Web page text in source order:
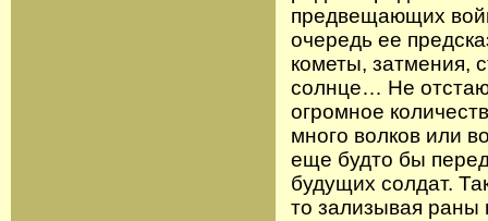
предвещающих
очередь ее
кометы, затмения,
солнце… Не
огромное
много волков или
еще будто бы
будущих солдат.
то зализывая раны